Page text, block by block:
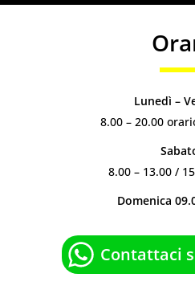
Lunedì –
8.00 – 20.00
8.00 – 13.00 /
Domenica
Contattaci